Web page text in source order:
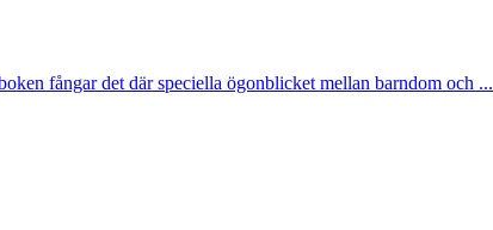
fångar det där speciella ögonblicket mellan barndom och ...